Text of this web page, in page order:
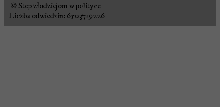
© Stop złodziejom w polityce
Liczba odwiedzin: 6503719226